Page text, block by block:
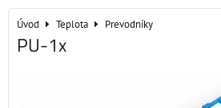
Úvod Teplota Prevodníky
PU-1x